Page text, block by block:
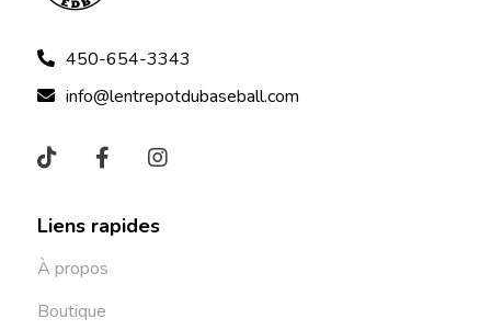
450-654-3343
info@lentrepotdubaseball.com
Liens rapides
À propos
Boutique